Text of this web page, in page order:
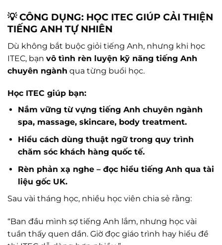
💡 CÔNG DỤNG: HỌC ITEC GIÚP CẢI THIỆN
TIẾNG ANH TỰ NHIÊN
Dù không bắt buộc giỏi tiếng Anh, nhưng khi học
ITEC, bạn vô tình rèn luyện kỹ năng tiếng Anh
chuyên ngành qua từng buổi học.
Học ITEC giúp bạn:
Nắm vững từ vựng tiếng Anh chuyên ngành
spa, massage, skincare, body treatment.
Hiểu cách dùng thuật ngữ trong quy trình
chăm sóc khách hàng quốc tế.
Rèn phản xạ nghe – đọc hiểu tiếng Anh qua tài
liệu gốc UK.
Sau vài tháng học, nhiều học viên chia sẻ rằng:
“Ban đầu mình sợ tiếng Anh lắm, nhưng học vài
tuần thấy quen dần. Giờ đọc giáo trình hay hiểu đề